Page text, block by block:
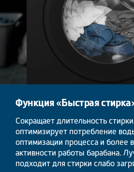
Функция «Быстрая
Сокращает длительность
оптимизирует потребление
оптимизации процесса и более
активности работы барабана.
подходит для стирки слабо